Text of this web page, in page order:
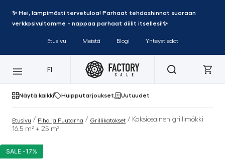
✨ Hei, lämpimästi tervetuloa! Parhaat tehdashinnat suoraan
verkkosivultamme - nappaa parhaat diilit itsellesi!✨
Etusivu Meistä Blogi Yhteystiedot
FI
Näytä kaikki Huipputarjoukset Uutuudet
Etusivu / Piha ja Puutarha / Grillikatokset / Kaksiosainen grillimökki
16,5 m² + 25 m²
SALE -17%